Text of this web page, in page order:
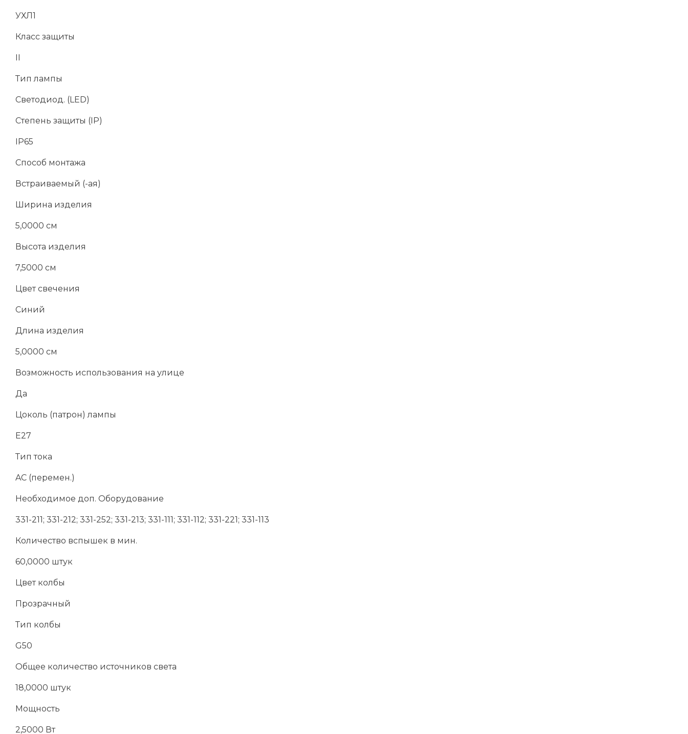
УХЛ1
Класс защиты
II
Тип лампы
Светодиод. (LED)
Степень защиты (IP)
IP65
Способ монтажа
Встраиваемый (-ая)
Ширина изделия
5,0000 см
Высота изделия
7,5000 см
Цвет свечения
Синий
Длина изделия
5,0000 см
Возможность использования на улице
Да
Цоколь (патрон) лампы
E27
Тип тока
AC (перемен.)
Необходимое доп. Оборудование
331-211; 331-212; 331-252; 331-213; 331-111; 331-112; 331-221; 331-113
Количество вспышек в мин.
60,0000 штук
Цвет колбы
Прозрачный
Тип колбы
G50
Общее количество источников света
18,0000 штук
Мощность
2,5000 Вт